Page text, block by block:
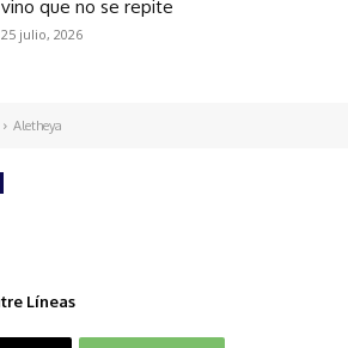
vino que no se repite
25 julio, 2026